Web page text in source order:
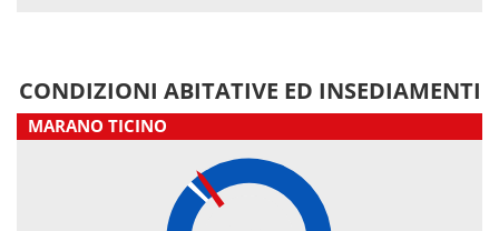
CONDIZIONI ABITATIVE ED INSEDIAMENTI
MARANO TICINO